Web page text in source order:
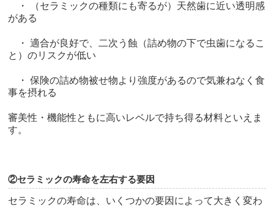
・ （セラミックの種類にも寄るが）天然歯に近い透明感
がある
・ 適合が良好で、二次う蝕（詰め物の下で虫歯になるこ
と）のリスクが低い
・ 保険の詰め物被せ物より強度があるので気兼ねなく食
事を摂れる
審美性・機能性ともに高いレベルで持ち得る材料といえま
す。
②セラミックの寿命を左右する要因
セラミックの寿命は、いくつかの要因によって大きく変わ